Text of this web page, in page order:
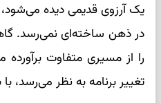
یک آرزوی قدیمی دیده
در ذهن ساخته‌ای نمی‌رسد.
را از مسیری متفاوت برآورده
تغییر برنامه به نظر می‌رسد،